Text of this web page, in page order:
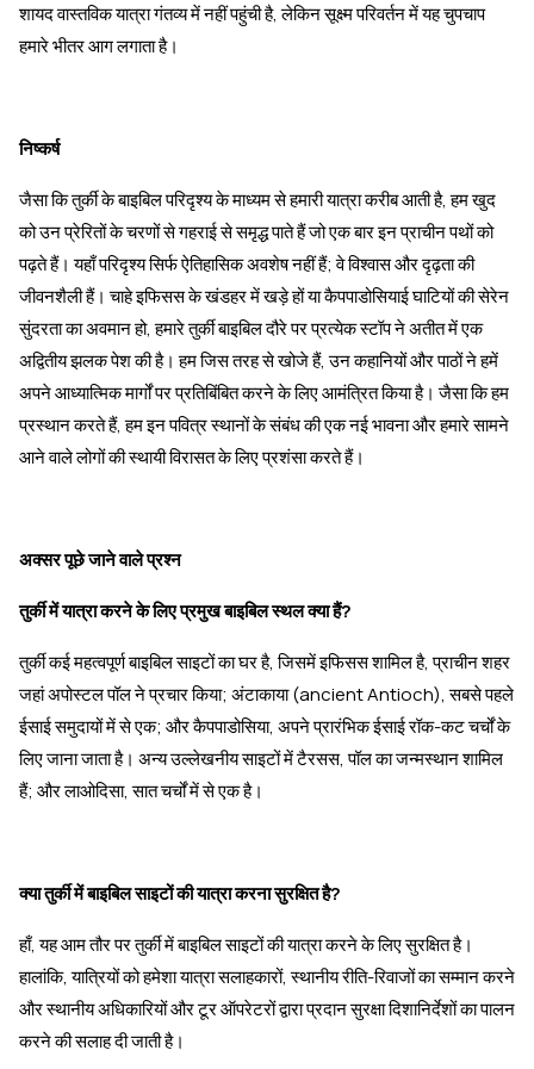
शायद वास्तविक यात्रा गंतव्य में नहीं पहुंची है, लेकिन सूक्ष्म परिवर्तन में यह चुपचाप
हमारे भीतर आग लगाता है।
निष्कर्ष
जैसा कि तुर्की के बाइबिल परिदृश्य के माध्यम से हमारी यात्रा करीब आती है, हम खुद
को उन प्रेरितों के चरणों से गहराई से समृद्ध पाते हैं जो एक बार इन प्राचीन पथों को
पढ़ते हैं। यहाँ परिदृश्य सिर्फ ऐतिहासिक अवशेष नहीं हैं; वे विश्वास और दृढ़ता की
जीवनशैली हैं। चाहे इफिसस के खंडहर में खड़े हों या कैपपाडोसियाई घाटियों की सेरेन
सुंदरता का अवमान हो, हमारे तुर्की बाइबिल दौरे पर प्रत्येक स्टॉप ने अतीत में एक
अद्वितीय झलक पेश की है। हम जिस तरह से खोजे हैं, उन कहानियों और पाठों ने हमें
अपने आध्यात्मिक मार्गों पर प्रतिबिंबित करने के लिए आमंत्रित किया है। जैसा कि हम
प्रस्थान करते हैं, हम इन पवित्र स्थानों के संबंध की एक नई भावना और हमारे सामने
आने वाले लोगों की स्थायी विरासत के लिए प्रशंसा करते हैं।
अक्सर पूछे जाने वाले प्रश्न
तुर्की में यात्रा करने के लिए प्रमुख बाइबिल स्थल क्या हैं?
तुर्की कई महत्वपूर्ण बाइबिल साइटों का घर है, जिसमें इफिसस शामिल है, प्राचीन शहर
जहां अपोस्टल पॉल ने प्रचार किया; अंटाकाया (ancient Antioch), सबसे पहले
ईसाई समुदायों में से एक; और कैपपाडोसिया, अपने प्रारंभिक ईसाई रॉक-कट चर्चों के
लिए जाना जाता है। अन्य उल्लेखनीय साइटों में टैरसस, पॉल का जन्मस्थान शामिल
हैं; और लाओदिसा, सात चर्चों में से एक है।
क्या तुर्की में बाइबिल साइटों की यात्रा करना सुरक्षित है?
हाँ, यह आम तौर पर तुर्की में बाइबिल साइटों की यात्रा करने के लिए सुरक्षित है।
हालांकि, यात्रियों को हमेशा यात्रा सलाहकारों, स्थानीय रीति-रिवाजों का सम्मान करने
और स्थानीय अधिकारियों और टूर ऑपरेटरों द्वारा प्रदान सुरक्षा दिशानिर्देशों का पालन
करने की सलाह दी जाती है।